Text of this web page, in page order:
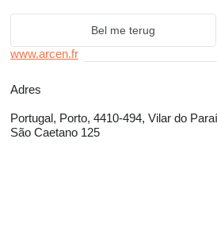
Bel me terug
www.arcen.fr
Adres
Portugal, Porto, 4410-494, Vilar do
São Caetano 125